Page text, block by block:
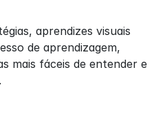
aprendizes visuais
de aprendizagem,
mais fáceis de entender e